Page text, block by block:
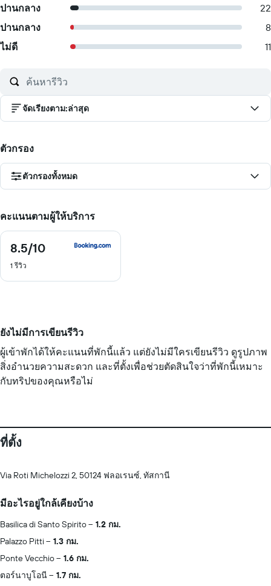
ปานกลาง
22
ปานกลาง
8
ไม่ดี
11
จัดเรียงตาม:ล่าสุด
ตัวกรอง
ตัวกรองทั้งหมด
คะแนนตามผู้ให้บริการ
8.5/10
8.5
10
1 รีวิว
ยังไม่มีการเขียนรีวิว
ผู้เข้าพักได้ให้คะแนนที่พักนี้แล้ว แต่ยังไม่มีใครเขียนรีวิว ดูรูปภาพ
สิ่งอำนวยความสะดวก และที่ตั้งเพื่อช่วยตัดสินใจว่าที่พักนี้เหมาะ
กับทริปของคุณหรือไม่
ที่ตั้ง
Via Roti Michelozzi 2, 50124 ฟลอเรนซ์, ทัสกานี
มีอะไรอยู่ใกล้เคียงบ้าง
Basilica di Santo Spirito
1.2 กม.
Palazzo Pitti
1.3 กม.
Ponte Vecchio
1.6 กม.
ตอร์นาบูโอนี
1.7 กม.